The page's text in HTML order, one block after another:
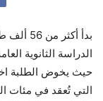
بدأ
الدراسة الثانوية
حيث يخوض الطلبة
التي تُعقد في مئات